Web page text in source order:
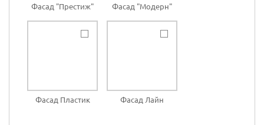
Фасад "Престиж" Фасад "Модерн"
Фасад Пластик Фасад Лайн